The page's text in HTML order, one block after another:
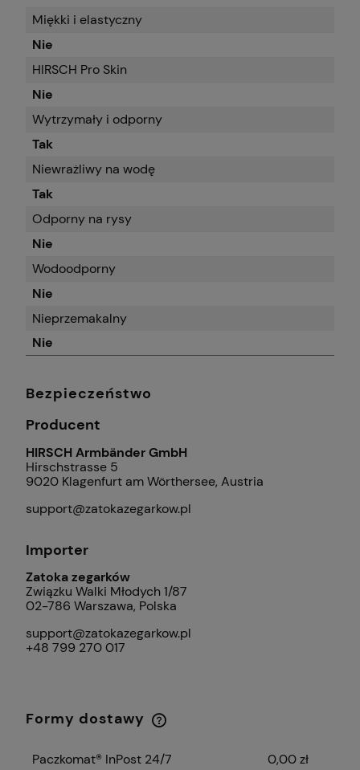
Miękki i elastyczny
Nie
HIRSCH Pro Skin
Nie
Wytrzymały i odporny
Tak
Niewrażliwy na wodę
Tak
Odporny na rysy
Nie
Wodoodporny
Nie
Nieprzemakalny
Nie
Bezpieczeństwo
Producent
HIRSCH Armbänder GmbH
Hirschstrasse 5
9020 Klagenfurt am Wörthersee, Austria
support@zatokazegarkow.pl
Importer
Zatoka zegarków
Związku Walki Młodych 1/87
02-786 Warszawa, Polska
support@zatokazegarkow.pl
+48 799 270 017
Formy dostawy
Cena nie zawiera ewentualnych kosztów
Paczkomat® InPost 24/7 0,00 zł